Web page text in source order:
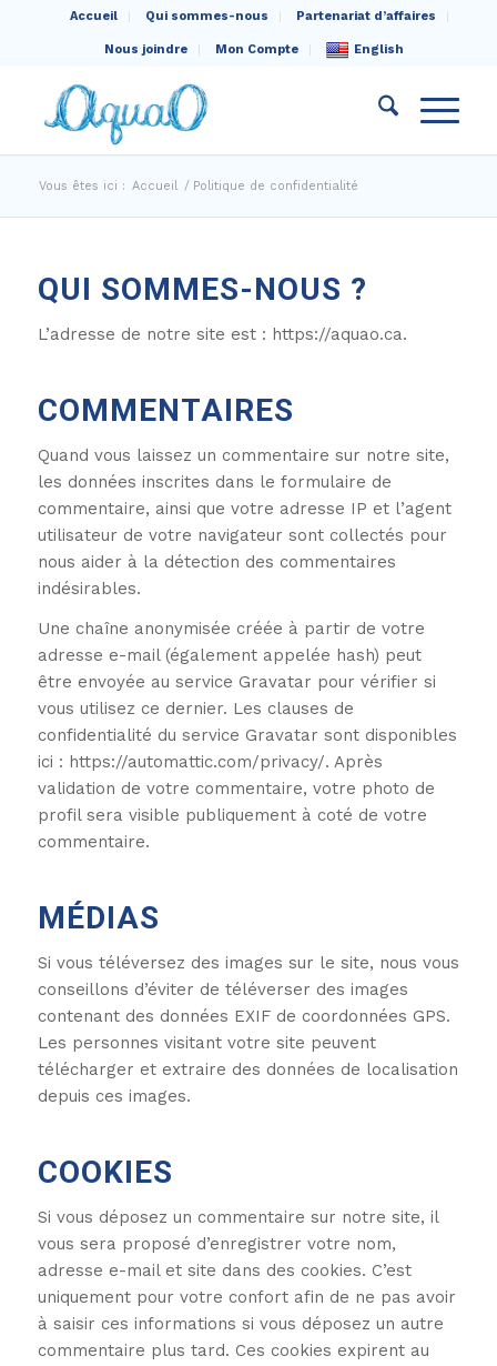
Accueil Qui sommes-nous Partenariat d’affaires
Nous joindre Mon Compte English
Vous êtes ici : Accueil / Politique de confidentialité
QUI SOMMES-NOUS ?
L’adresse de notre site est : https://aquao.ca.
COMMENTAIRES
Quand vous laissez un commentaire sur notre site,
les données inscrites dans le formulaire de
commentaire, ainsi que votre adresse IP et l’agent
utilisateur de votre navigateur sont collectés pour
nous aider à la détection des commentaires
indésirables.
Une chaîne anonymisée créée à partir de votre
adresse e-mail (également appelée hash) peut
être envoyée au service Gravatar pour vérifier si
vous utilisez ce dernier. Les clauses de
confidentialité du service Gravatar sont disponibles
ici : https://automattic.com/privacy/. Après
validation de votre commentaire, votre photo de
profil sera visible publiquement à coté de votre
commentaire.
MÉDIAS
Si vous téléversez des images sur le site, nous vous
conseillons d’éviter de téléverser des images
contenant des données EXIF de coordonnées GPS.
Les personnes visitant votre site peuvent
télécharger et extraire des données de localisation
depuis ces images.
COOKIES
Si vous déposez un commentaire sur notre site, il
vous sera proposé d’enregistrer votre nom,
adresse e-mail et site dans des cookies. C’est
uniquement pour votre confort afin de ne pas avoir
à saisir ces informations si vous déposez un autre
commentaire plus tard. Ces cookies expirent au